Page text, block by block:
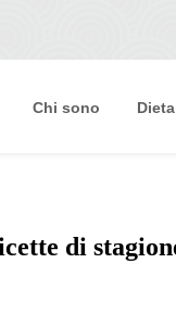
Chi sono
di